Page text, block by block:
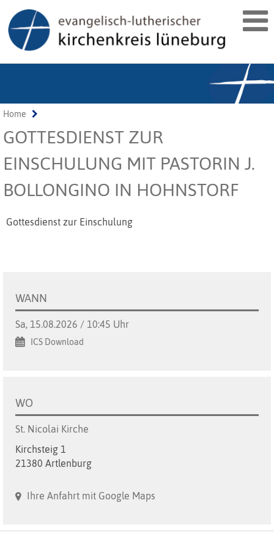
Home
GOTTESDIENST ZUR
EINSCHULUNG MIT PASTORIN J.
BOLLONGINO IN HOHNSTORF
Gottesdienst zur Einschulung
WANN
Sa, 15.08.2026 / 10:45 Uhr
ICS Download
WO
St. Nicolai Kirche
Kirchsteig 1
21380 Artlenburg
Ihre Anfahrt mit Google Maps